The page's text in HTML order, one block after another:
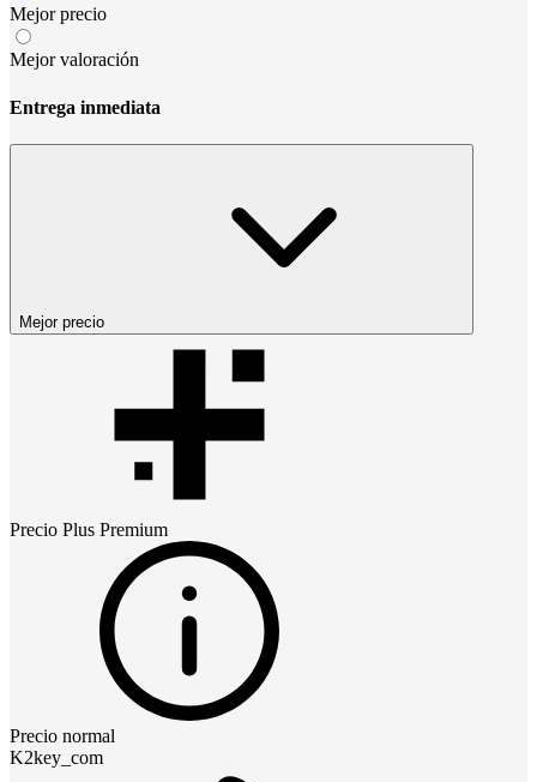
Mejor precio
Mejor valoración
Entrega inmediata
Mejor precio
Precio Plus Premium
Precio normal
K2key_com